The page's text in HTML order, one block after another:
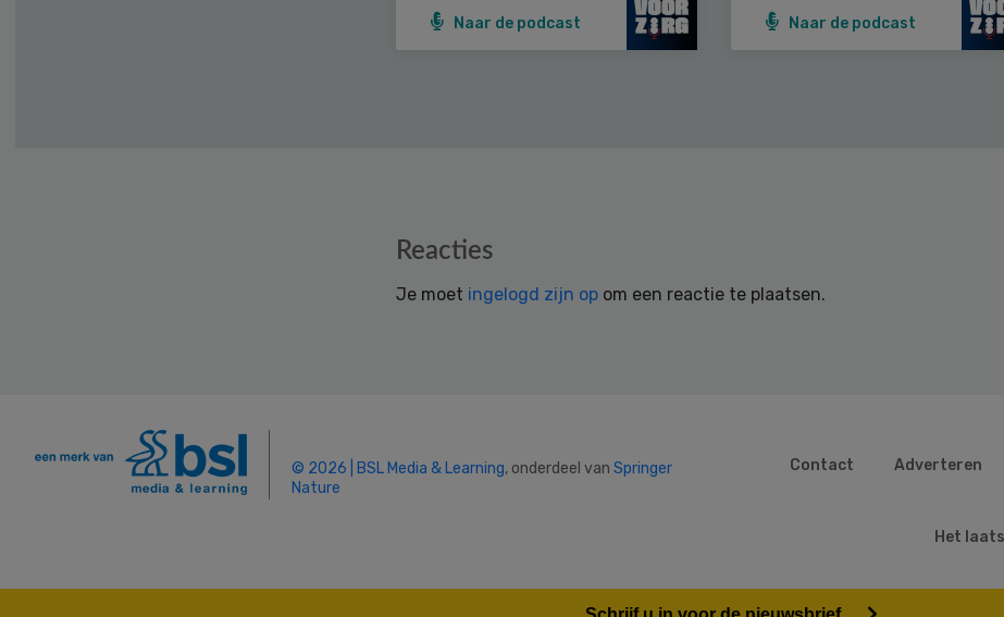
Naar de podcast Naar de podcast
Reacties
Je moet ingelogd zijn op om een reactie te plaatsen.
© 2026 | BSL Media & Learning, onderdeel van Springer
Nature
Contact Adverteren
Het